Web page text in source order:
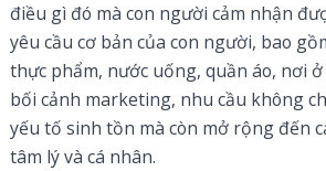
điều gì đó mà con người cảm nhận
yêu cầu cơ bản của con người, bao
thực phẩm, nước uống, quần áo, nơi
bối cảnh marketing, nhu cầu không
yếu tố sinh tồn mà còn mở rộng đến
tâm lý và cá nhân.